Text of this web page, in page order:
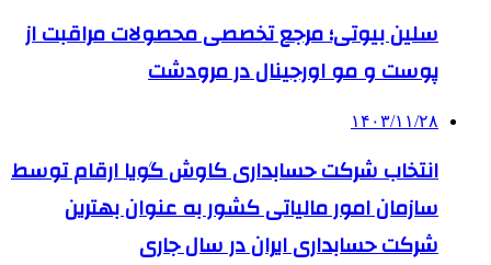
سلین بیوتی؛ مرجع تخصصی محصولات مراقبت از
پوست و مو اورجینال در مرودشت
۱۴۰۳/۱۱/۲۸
انتخاب شرکت حسابداری کاوش گویا ارقام توسط
سازمان امور مالیاتی کشور به عنوان بهترین
شرکت حسابداری ایران در سال جاری